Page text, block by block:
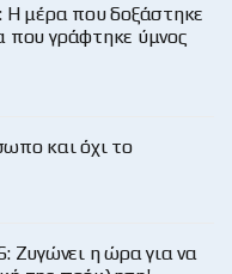
Η μέρα που δοξάστηκε
που γράφτηκε ύμνος
και όχι το
Ζυγώνει η ώρα για να